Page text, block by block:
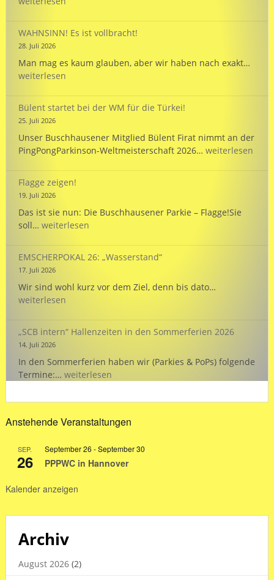
WAHNSINN! Es ist vollbracht!
28. Juli 2026
Man mag es kaum glauben, aber wir haben nach exakt…
weiterlesen
Bülent startet bei der WM für die Türkei!
25. Juli 2026
Unser Buschhausener Mitglied Bülent Firat nimmt an der
PingPongParkinson-Weltmeisterschaft 2026… Bülent
für
weiterlesen
Flagge zeigen!
19. Juli 2026
Das ist sie nun: Die Buschhausener Parkie – Flagge!Sie
soll… Flagge
weiterlesen
EMSCHERPOKAL 26: „Wasserstand“
17. Juli 2026
Wir sind wohl kurz vor dem Ziel, denn bis dato…
weiterlesen
„SCB intern“ Hallenzeiten in den Sommerferien 2026
14. Juli 2026
In den Sommerferien haben wir (Parkies & PoPs) folgende
Termine:… „SCB
Hallenzeiten
den
2026
weiterlesen
Anstehende Veranstaltungen
SEP.
26
September 26 -September 30
PPPWC in Hannover
Kalender anzeigen
Archiv
August 2026(2)